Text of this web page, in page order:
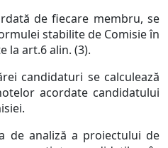
de fiecare membru, se
stabilite de Comisie în
la art.6 alin. (3).
candidaturi se calculează
acordate candidatului
de analiză a proiectului de